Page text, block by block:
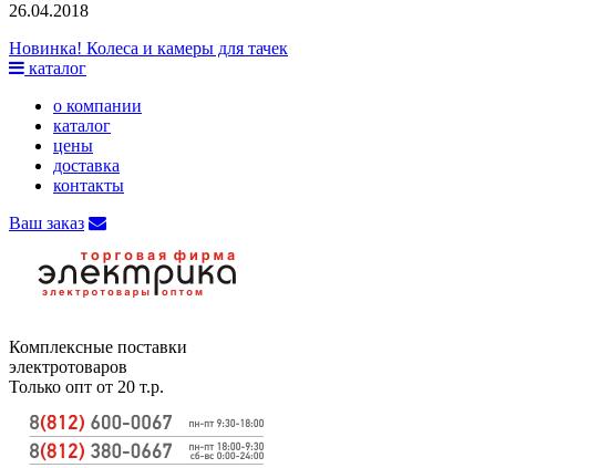
26.04.2018
Новинка! Колеса и камеры для тачек
каталог
о компании
каталог
цены
доставка
контакты
Ваш заказ
Комплексные поставки
электротоваров
Только опт от 20 т.р.